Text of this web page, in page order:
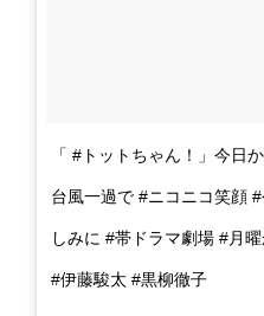
「 #トットちゃん！」今日
台風一過で #ニコニコ笑顔
しみに #帯ドラマ劇場 #月
#伊藤駿太 #黒柳徹子